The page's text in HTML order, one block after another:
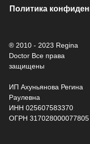
® 2010 - 2023 Regina
Doctor Все права
защищены
ИП Ахуньянова Регина
Раулевна
ИНН 025607583370
ОГРН 317028000077805
Политика